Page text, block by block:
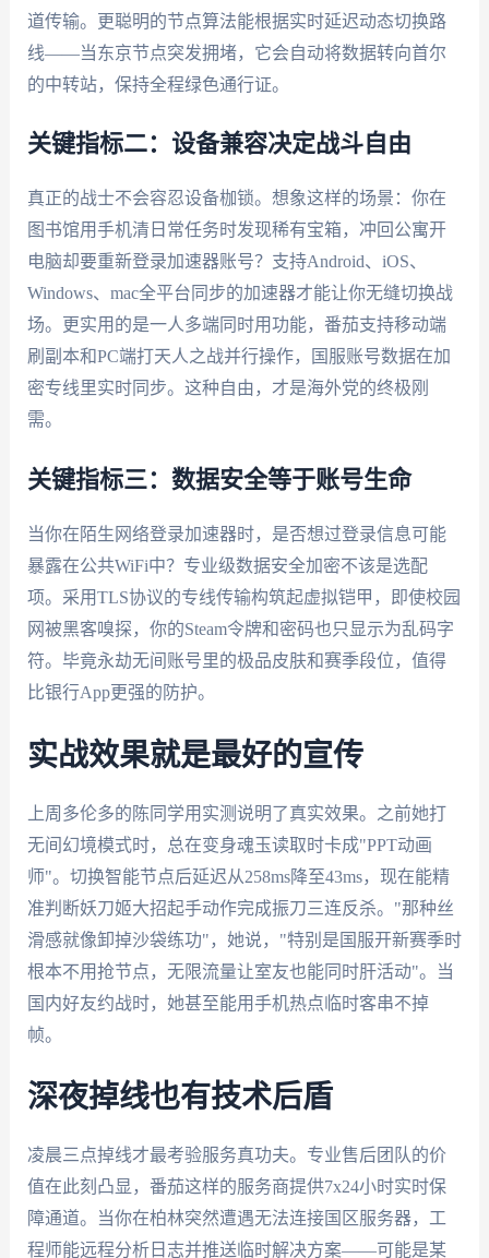
道传输。更聪明的节点算法能根据实时延迟动态切换路
线——当东京节点突发拥堵，它会自动将数据转向首尔
的中转站，保持全程绿色通行证。
关键指标二：设备兼容决定战斗自由
真正的战士不会容忍设备枷锁。想象这样的场景：你在
图书馆用手机清日常任务时发现稀有宝箱，冲回公寓开
电脑却要重新登录加速器账号？支持Android、iOS、
Windows、mac全平台同步的加速器才能让你无缝切换战
场。更实用的是一人多端同时用功能，番茄支持移动端
刷副本和PC端打天人之战并行操作，国服账号数据在加
密专线里实时同步。这种自由，才是海外党的终极刚
需。
关键指标三：数据安全等于账号生命
当你在陌生网络登录加速器时，是否想过登录信息可能
暴露在公共WiFi中？专业级数据安全加密不该是选配
项。采用TLS协议的专线传输构筑起虚拟铠甲，即使校园
网被黑客嗅探，你的Steam令牌和密码也只显示为乱码字
符。毕竟永劫无间账号里的极品皮肤和赛季段位，值得
比银行App更强的防护。
实战效果就是最好的宣传
上周多伦多的陈同学用实测说明了真实效果。之前她打
无间幻境模式时，总在变身魂玉读取时卡成"PPT动画
师"。切换智能节点后延迟从258ms降至43ms，现在能精
准判断妖刀姬大招起手动作完成振刀三连反杀。"那种丝
滑感就像卸掉沙袋练功"，她说，"特别是国服开新赛季时
根本不用抢节点，无限流量让室友也能同时肝活动"。当
国内好友约战时，她甚至能用手机热点临时客串不掉
帧。
深夜掉线也有技术后盾
凌晨三点掉线才最考验服务真功夫。专业售后团队的价
值在此刻凸显，番茄这样的服务商提供7x24小时实时保
障通道。当你在柏林突然遭遇无法连接国区服务器，工
程师能远程分析日志并推送临时解决方案——可能是某